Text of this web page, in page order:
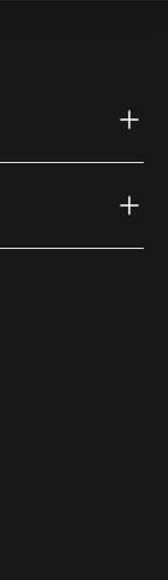
link) link)
(external